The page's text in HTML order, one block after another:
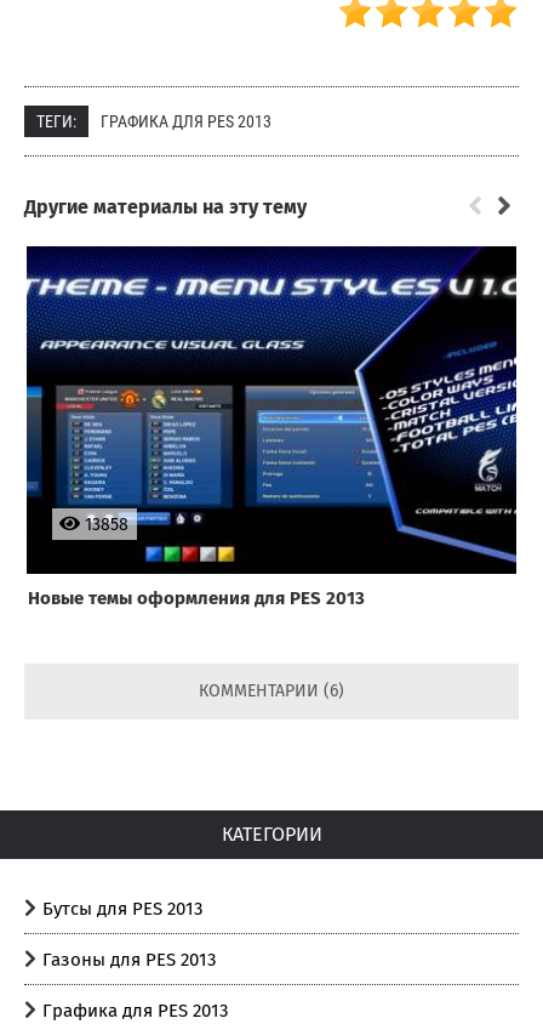
ТЕГИ: ГРАФИКА ДЛЯ PES 2013
Другие материалы на эту тему
13858
Новые темы оформления для PES 2013
КОММЕНТАРИИ (6)
КАТЕГОРИИ
Бутсы для PES 2013
Газоны для PES 2013
Графика для PES 2013